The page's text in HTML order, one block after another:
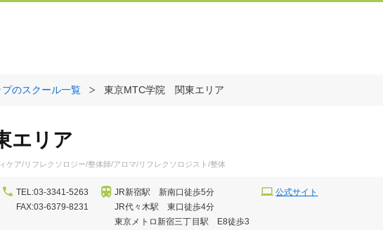
のスクール一覧 東京MTC学院 関東エリア
エリア
ケア/リフレクソロジー/整体師/アロマ/リフレクソロジスト/整体
TEL:03-3341-5263
FAX:03-6379-8231
JR新宿駅 新南口徒歩5分
JR代々木駅 東口徒歩4分
東京メトロ新宿三丁目駅 E8徒歩3
公式サイト